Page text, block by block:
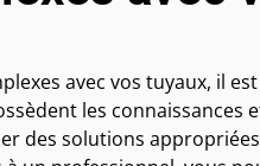
avec vos tuyaux, il
les connaissances
des solutions